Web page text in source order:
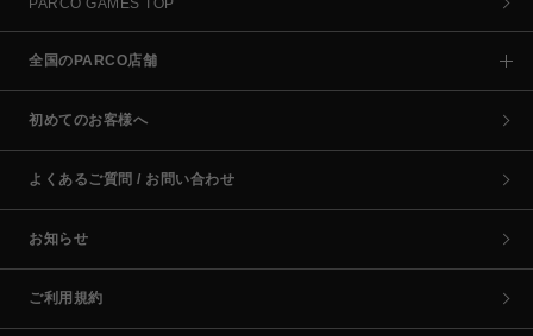
PARCO GAMES TOP
全国のPARCO店舗
初めてのお客様へ
よくあるご質問 / お問い合わせ
お知らせ
ご利用規約